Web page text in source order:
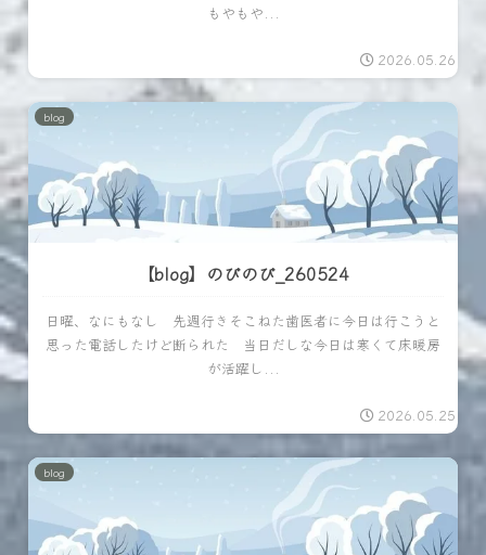
もやもや...
2026.05.26
blog
【blog】のびのび_260524
日曜、なにもなし 先週行きそこねた歯医者に今日は行こうと
思った電話したけど断られた 当日だしな今日は寒くて床暖房
が活躍し...
2026.05.25
blog